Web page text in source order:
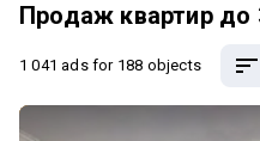
Продаж квартир до
1 041 ads for 188 objects